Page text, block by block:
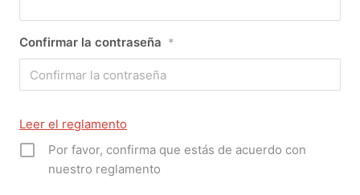
Confirmar la contraseña *
Leer el reglamento
Por favor, confirma que estás de acuerdo con
nuestro reglamento